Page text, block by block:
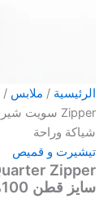
الرئيسية / ملابس /
شياكة وراحة
تيشيرت و قميص
سايز قطن 100% | شياكة وراحة